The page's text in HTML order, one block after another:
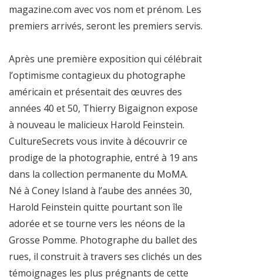
magazine.com avec vos nom et prénom. Les
premiers arrivés, seront les premiers servis.
Après une première exposition qui célébrait
l’optimisme contagieux du photographe
américain et présentait des œuvres des
années 40 et 50, Thierry Bigaignon expose
à nouveau le malicieux Harold Feinstein.
CultureSecrets vous invite à découvrir ce
prodige de la photographie, entré à 19 ans
dans la collection permanente du MoMA.
Né à Coney Island à l’aube des années 30,
Harold Feinstein quitte pourtant son île
adorée et se tourne vers les néons de la
Grosse Pomme. Photographe du ballet des
rues, il construit à travers ses clichés un des
témoignages les plus prégnants de cette